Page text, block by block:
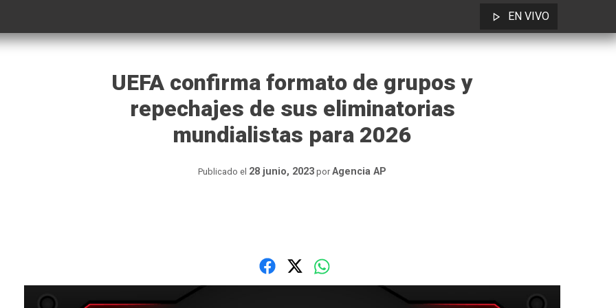
EN VIVO
UEFA confirma formato de grupos y
repechajes de sus eliminatorias
mundialistas para 2026
Publicado el 28 junio, 2023 porAgencia AP